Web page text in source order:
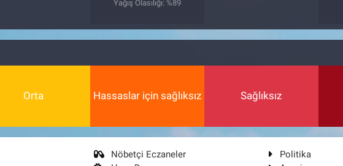
Yağış Olasılığı: %89
Orta Hassaslar için sağlıksız Sağlıksız
Nöbetçi Eczaneler
Politika